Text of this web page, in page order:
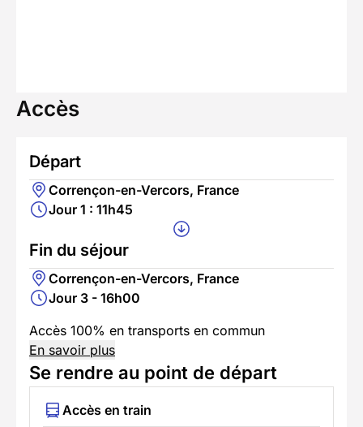
Accès
Départ
Corrençon-en-Vercors, France
Jour 1 : 11h45
Fin du séjour
Corrençon-en-Vercors, France
Jour 3 - 16h00
Accès 100% en transports en commun
En savoir plus
Se rendre au point de départ
Accès en train